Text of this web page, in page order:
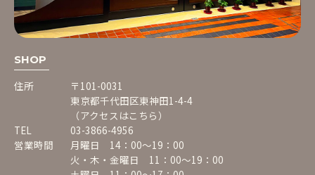
SHOP
住所
〒101-0031
東京都千代田区東神田1-4-4
（アクセスはこちら）
TEL
03-3866-4956
営業時間
月曜日 14：00〜19：00
火・木・金曜日 11：00〜19：00